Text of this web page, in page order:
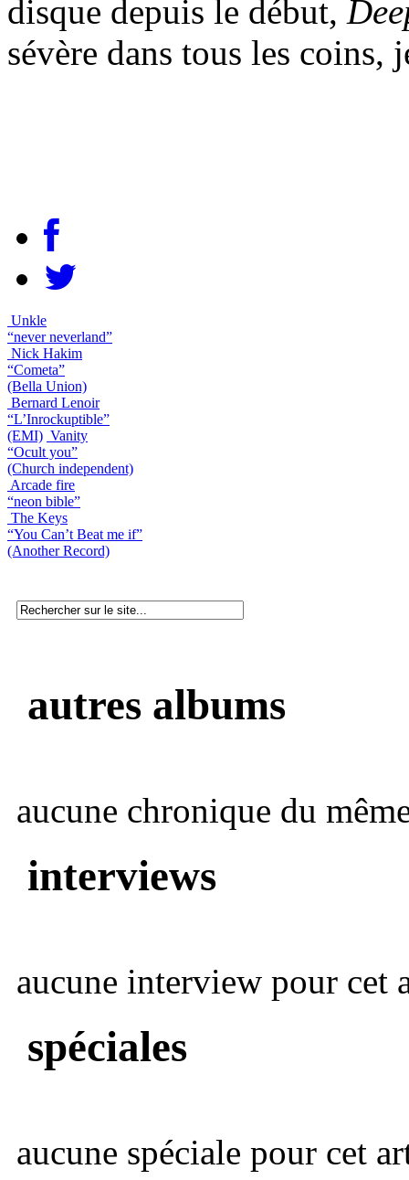
disque depuis le début,
sévère dans tous les
Unkle
“never neverland”
Nick Hakim
“Cometa”
(Bella Union)
Bernard Lenoir
“L’Inrockuptible”
(EMI) Vanity
“Ocult you”
(Church independent)
Arcade fire
“neon bible”
The Keys
“You Can’t Beat me if”
(Another Record)
autres albums
aucune chronique du
interviews
aucune interview pour cet
spéciales
aucune spéciale pour cet